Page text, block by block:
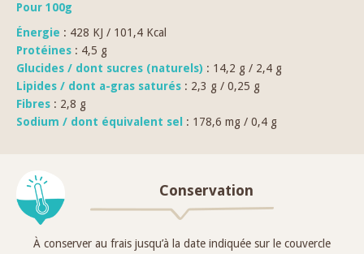
Pour 100g
Énergie : 428 KJ / 101,4 Kcal
Protéines : 4,5 g
Glucides / dont sucres (naturels) : 14,2 g / 2,4 g
Lipides / dont a-gras saturés : 2,3 g / 0,25 g
Fibres : 2,8 g
Sodium / dont équivalent sel
: 178,6 mg / 0,4 g
Conservation
À conserver au frais jusqu’à la date indiquée sur le couvercle